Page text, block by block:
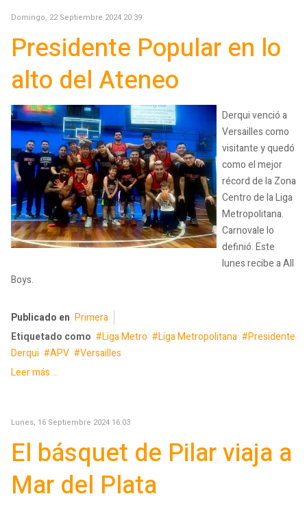
Domingo, 22 Septiembre 2024 20:39
Presidente Popular en lo
alto del Ateneo
Derqui venció a
Versailles como
visitante y quedó
como el mejor
récord de la Zona
Centro de la Liga
Metropolitana.
Carnovale lo
definió. Este
lunes recibe a All
Boys.
Publicado en Primera
Etiquetado como
Liga Metro Liga Metropolitana
Presidente
Derqui
APV
Versailles
Leer más ...
Lunes, 16 Septiembre 2024 16:03
El básquet de Pilar viaja a
Mar del Plata